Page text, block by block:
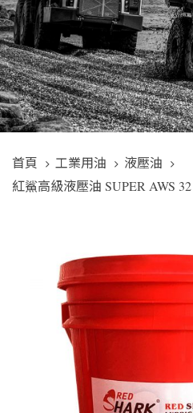
首頁 工業用油
液壓油
紅鯊高級液壓油 SUPER AWS